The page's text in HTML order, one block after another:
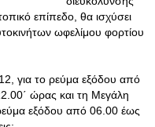
επίπεδο, θα ισχύσει
ωφελίμου φορτίου
για το ρεύμα εξόδου από
ώρας και τη Μεγάλη
εξόδου από 06.00 έως